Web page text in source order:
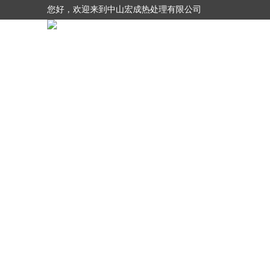
您好，欢迎来到中山宏成热处理有限公司